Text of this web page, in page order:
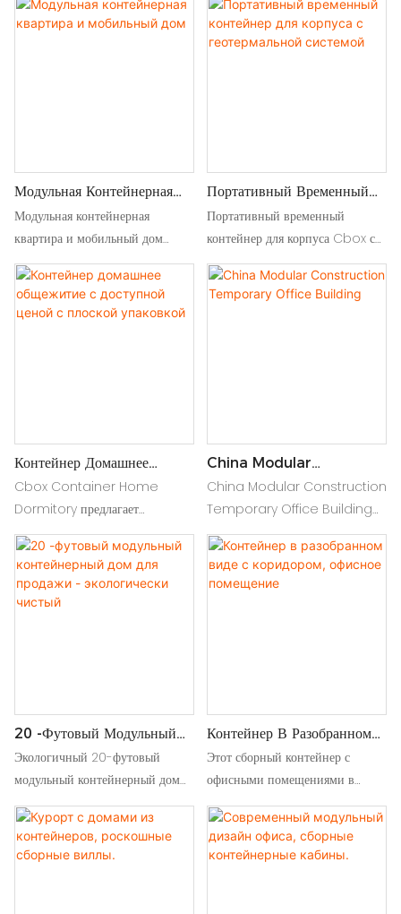
workspaces eco-living.
Durable, modular designs
стильные дома-контейнеры,
разработанные для легкой
Модульная Контейнерная
Квартира И Мобильный
Дом
Модульная контейнерная
квартира и мобильный дом
предлагают универсальные,
долговечные и портативные
живые решения, идеально
Портативный Временный
Контейнер Для Корпуса С
Геотермальной Системой
Портативный временный
контейнер для корпуса Cbox с
геотермальной системой
предлагает экологически чистую
жизнь, сочетая современный
Контейнер Домашнее
Общежитие С Доступной
Ценой С Плоской
Cbox Container Home
Dormitory предлагает
экономически эффективное,
универсальное живое решение.
Он сочетает в себе прочную
контейнерную контейнеру с
удобной, современной живой
пространства
China Modular
Construction Temporary
Office Building
China Modular Construction
Temporary Office Building
offers quick assembly,
portability, and durability.
Ideal for adaptable
20 -футовый Модульный
Контейнерный Дом Для
Продажи - Экологически
Экологичный 20-футовый
модульный контейнерный дом
для продажи. Компактный,
долговечный и настраиваемый,
идеально подходит для
Контейнер В Разобранном
Виде С Коридором,
Офисное Помещение
Этот сборный контейнер с
офисными помещениями в
коридоре представляет собой
доступное по цене модульное
офисное здание и удобное